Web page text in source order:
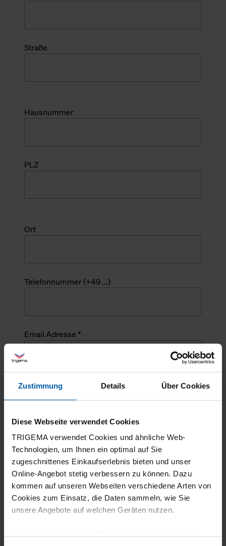
Zustimmung Details Über Cookies
Diese Webseite verwendet Cookies
TRIGEMA verwendet Cookies und ähnliche Web-
Technologien, um Ihnen ein optimal auf Sie
zugeschnittenes Einkaufserlebnis bieten und unser
Online-Angebot stetig verbessern zu können. Dazu
kommen auf unseren Webseiten verschiedene Arten von
Cookies zum Einsatz, die Daten sammeln, wie Sie
unsere Angebote auf welchen Geräten nutzen.
Straße
Hausnummer
PLZ
Ort
Telefonnummer (+49 ...)
Email Adresse *
Angefragte Menge *
Mehrzeiliger Text